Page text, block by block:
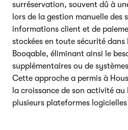
surréservation, souvent dû à
lors de la gestion manuelle des
informations client et de
stockées en toute sécurité dans
Booqable, éliminant ainsi le
supplémentaires ou de
Cette approche a permis à
la croissance de son activité
plusieurs plateformes